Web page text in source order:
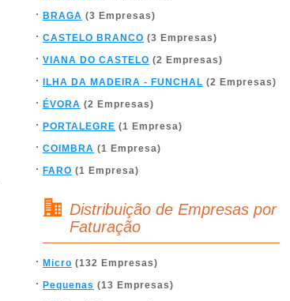
BRAGA (3 Empresas)
CASTELO BRANCO (3 Empresas)
VIANA DO CASTELO (2 Empresas)
ILHA DA MADEIRA - FUNCHAL (2 Empresas)
ÉVORA (2 Empresas)
PORTALEGRE (1 Empresa)
COIMBRA (1 Empresa)
FARO (1 Empresa)
Distribuição de Empresas por
Faturação
Micro (132 Empresas)
Pequenas (13 Empresas)